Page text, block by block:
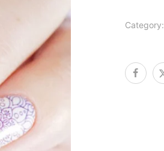
Category: